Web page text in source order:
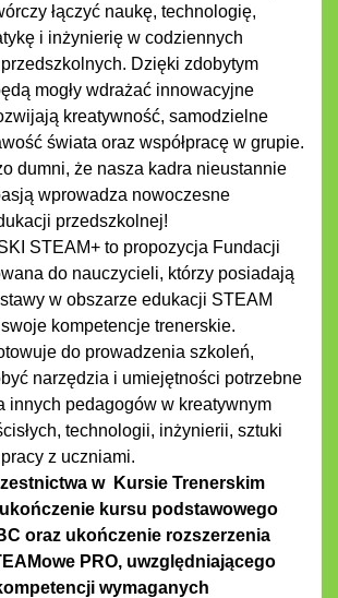
łączyć naukę, technologię,
i inżynierię w codziennych
Dzięki zdobytym
mogły wdrażać innowacyjne
kreatywność, samodzielne
świata oraz współpracę w grupie.
dumni, że nasza kadra nieustannie
wprowadza nowoczesne
przedszkolnej!
STEAM+ to propozycja Fundacji
do nauczycieli, którzy posiadają
w obszarze edukacji STEAM
kompetencje trenerskie.
do prowadzenia szkoleń,
narzędzia i umiejętności potrzebne
innych pedagogów w kreatywnym
technologii, inżynierii, sztuki
z uczniami.
w Kursie Trenerskim
ukończenie kursu podstawowego
oraz ukończenie rozszerzenia
PRO, uwzględniającego
wymaganych